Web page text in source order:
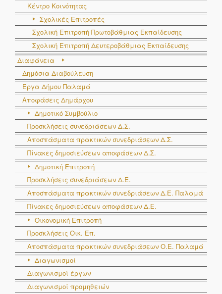
Κέντρο Κοινότητας
Σχολικές Επιτροπές
Σχολική Επιτροπή Πρωτοβάθμιας Εκπαίδευσης
Σχολική Επιτροπή Δευτεροβάθμιας Εκπαίδευσης
Διαφάνεια
Δημόσια Διαβούλευση
Έργα Δήμου Παλαμά
Αποφάσεις Δημάρχου
Δημοτικό Συμβούλιο
Προσκλήσεις συνεδριάσεων Δ.Σ.
Αποσπάσματα πρακτικών συνεδριάσεων Δ.Σ.
Πίνακες δημοσιεύσεων αποφάσεων Δ.Σ.
Δημοτική Επιτροπή
Προσκλήσεις συνεδριάσεων Δ.Ε.
Αποσπάσματα πρακτικών συνεδριάσεων Δ.E. Παλαμά
Πίνακες δημοσιεύσεων αποφάσεων Δ.Ε.
Οικονομική Επιτροπή
Προσκλήσεις Οικ. Επ.
Αποσπάσματα πρακτικών συνεδριάσεων Ο.E. Παλαμά
Διαγωνισμοί
Διαγωνισμοί έργων
Διαγωνισμοί προμηθειών